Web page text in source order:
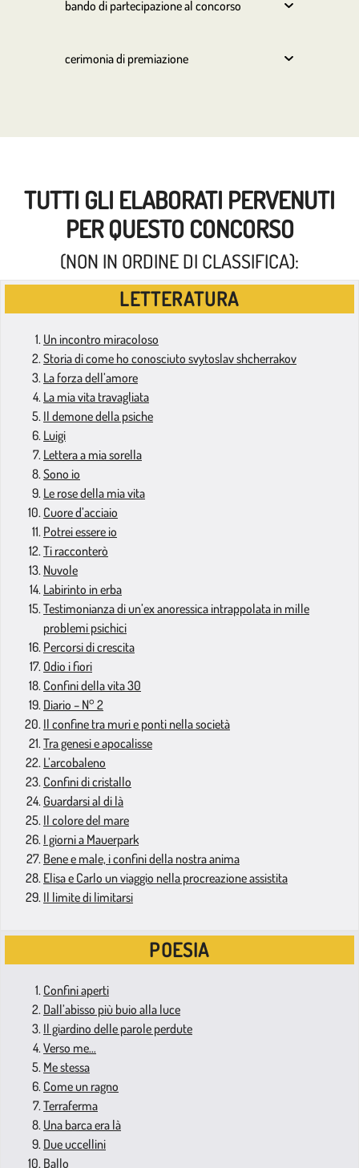
bando di partecipazione al concorso
cerimonia di premiazione
TUTTI GLI ELABORATI PERVENUTI
PER QUESTO CONCORSO
(NON IN ORDINE DI CLASSIFICA):
LETTERATURA
Un incontro miracoloso
Storia di come ho conosciuto svytoslav shcherrakov
La forza dell’amore
La mia vita travagliata
Il demone della psiche
Luigi
Lettera a mia sorella
Sono io
Le rose della mia vita
Cuore d’acciaio
Potrei essere io
Ti racconterò
Nuvole
Labirinto in erba
Testimonianza di un’ex anoressica intrappolata in mille
problemi psichici
Percorsi di crescita
Odio i fiori
Confini della vita 30
Diario – N° 2
Il confine tra muri e ponti nella società
Tra genesi e apocalisse
L’arcobaleno
Confini di cristallo
Guardarsi al di là
Il colore del mare
I giorni a Mauerpark
Bene e male, i confini della nostra anima
Elisa e Carlo un viaggio nella procreazione assistita
Il limite di limitarsi
POESIA
Confini aperti
Dall’abisso più buio alla luce
Il giardino delle parole perdute
Verso me…
Me stessa
Come un ragno
Terraferma
Una barca era là
Due uccellini
Ballo